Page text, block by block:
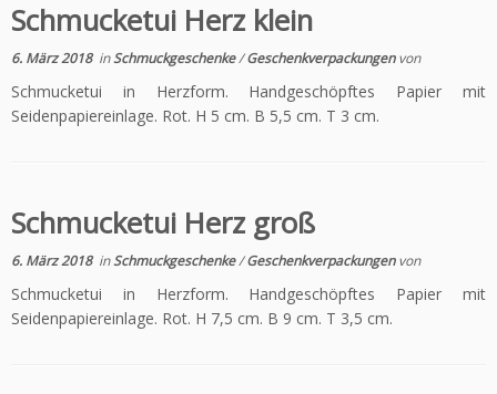
Schmucketui Herz klein
6. März 2018inSchmuckgeschenke/Geschenkverpackungenvon
Schmucketui in Herzform. Handgeschöpftes Papier mit
Seidenpapiereinlage. Rot. H 5 cm. B 5,5 cm. T 3 cm.
Schmucketui Herz groß
6. März 2018inSchmuckgeschenke/Geschenkverpackungenvon
Schmucketui in Herzform. Handgeschöpftes Papier mit
Seidenpapiereinlage. Rot. H 7,5 cm. B 9 cm. T 3,5 cm.